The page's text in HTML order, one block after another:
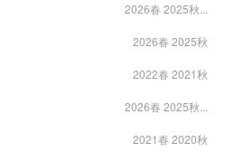
2026春 2025秋...
2026春 2025秋
2022春 2021秋
2026春 2025秋...
2021春 2020秋